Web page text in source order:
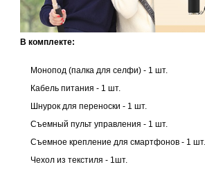
В комплекте:
Монопод (палка для селфи) - 1 шт.
Кабель питания - 1 шт.
Шнурок для переноски - 1 шт.
Съемный пульт управления - 1 шт.
Съемное крепление для смартфонов - 1 шт.
Чехол из текстиля - 1шт.